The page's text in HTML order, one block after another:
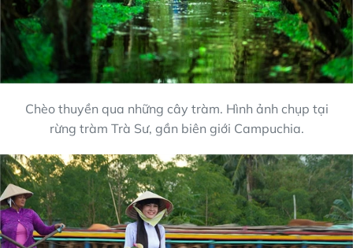
Chèo thuyền qua những cây tràm. Hình ảnh chụp tại
rừng tràm Trà Sư, gần biên giới Campuchia.